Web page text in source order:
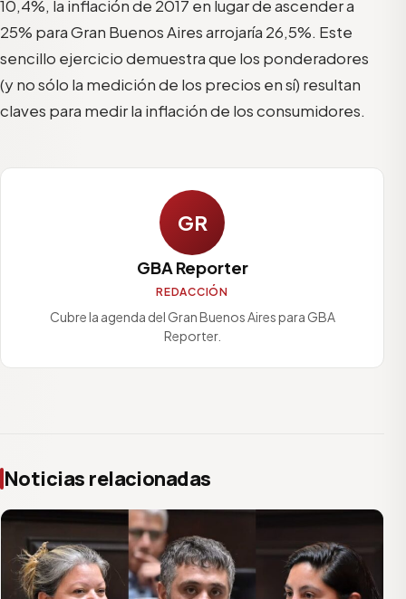
10,4%, la inflación de 2017 en lugar de ascender a
25% para Gran Buenos Aires arrojaría 26,5%. Este
sencillo ejercicio demuestra que los ponderadores
(y no sólo la medición de los precios en sí) resultan
claves para medir la inflación de los consumidores.
GR
GBA Reporter
REDACCIÓN
Cubre la agenda del Gran Buenos Aires para GBA
Reporter.
Noticias relacionadas